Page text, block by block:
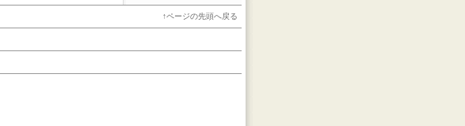
↑ページの先頭へ戻る